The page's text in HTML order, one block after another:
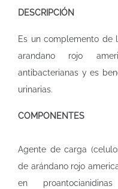
DESCRIPCIÓN
Es un complemento de
arandano rojo
antibacterianas y es
urinarias.
COMPONENTES
Agente de carga
de arándano rojo
en